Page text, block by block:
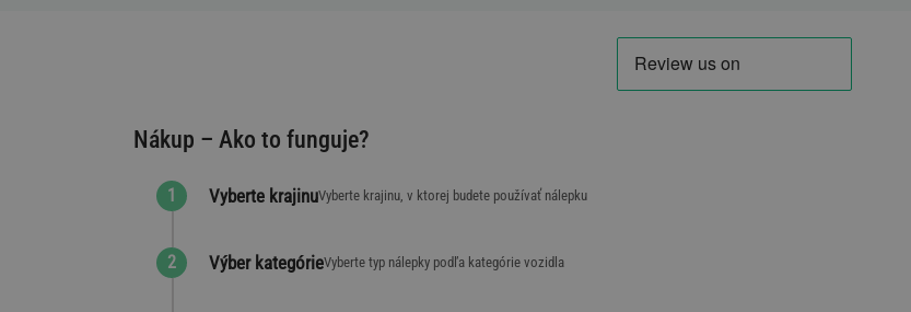
Nákup – Ako to funguje?
Vyberte krajinuVyberte krajinu, v ktorej budete používať nálepku
Výber kategórieVyberte typ nálepky podľa kategórie vozidla